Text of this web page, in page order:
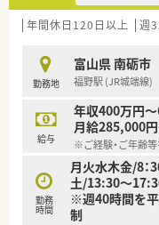
■最新の監査シス
務に専念できる環
って服薬指導がで
■ジェネリック医
組みがあり、主体
【こんな方が活躍中
■育児休業からの
子育てと仕事を両
■充実したキャリ
て目標を持って働
■地域に根差し、
ことにやりがいを
年間休日120日以上 週
勤務地
富山県 南砺市
福野駅 (JR城端線)
給与
年収400万円
月給285,000
※ご経験・ご年齢
勤務
時間
月火水木金/8：
土/13:30～
※週40時間を
制